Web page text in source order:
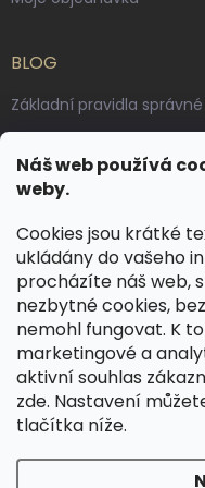
Náš web používá
weby.
Cookies jsou krátké
ukládány do vašeho
procházíte náš web,
nezbytné cookies,
nemohl fungovat. K
marketingové a
aktivní souhlas
zde. Nastavení
tlačítka níže.
BLOG
Základní pravidla
Výroba českých
řemesla
KONTAKT
dotazy@spongr.cz
+420 776 663 962
https://
spongr.cz